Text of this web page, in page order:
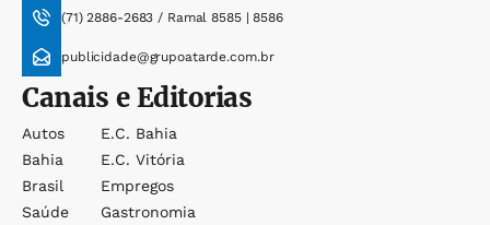
(71) 2886-2683 / Ramal 8585 | 8586
publicidade@grupoatarde.com.br
Canais e Editorias
Autos
Bahia
Brasil
Saúde
E.c. Bahia
E.c. Vitória
Empregos
Gastronomia